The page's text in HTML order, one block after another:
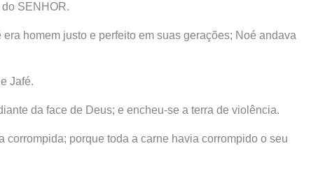
SENHOR.
homem justo e perfeito em suas gerações; Noé andava
Jafé.
da face de Deus; e encheu-se a terra de violência.
corrompida; porque toda a carne havia corrompido o seu